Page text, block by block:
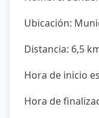
Ubicación:
Distancia: 6,5
Hora de inicio
Hora de